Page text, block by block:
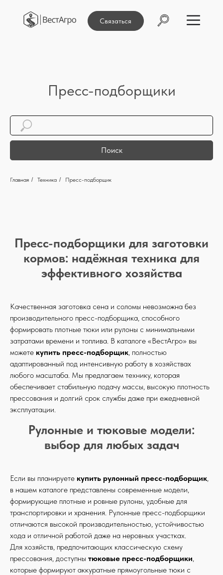
Связаться
Пресс-подборщики
Поиск
Главная / Техника / Пресс-подборщик
Пресс-подборщики для заготовки
кормов: надёжная техника для
эффективного хозяйства
Качественная заготовка сена и соломы невозможна без
производительного пресс-подборщика, способного
формировать плотные тюки или рулоны с минимальными
затратами времени и топлива. В каталоге «ВестАгро» вы
можете купить пресс-подборщик, полностью
адаптированный под интенсивную работу в хозяйствах
любого масштаба. Мы предлагаем технику, которая
обеспечивает стабильную подачу массы, высокую плотность
прессования и долгий срок службы даже при ежедневной
эксплуатации.
Рулонные и тюковые модели:
выбор для любых задач
Если вы планируете купить рулонный пресс-подборщик,
в нашем каталоге представлены современные модели,
формирующие плотные и ровные рулоны, удобные для
транспортировки и хранения. Рулонные пресс-подборщики
отличаются высокой производительностью, устойчивостью
хода и отличной работой даже на неровных участках.
Для хозяйств, предпочитающих классическую схему
прессования, доступны тюковые пресс-подборщики,
которые формируют аккуратные прямоугольные тюки с